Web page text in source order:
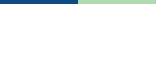
HIV and Surrogacy​